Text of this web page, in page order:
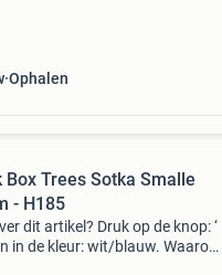
Ophalen
Box Trees Sotka Smalle
- H185
dit artikel? Druk op de knop: ‘
in de kleur: wit/blauw. Waarom